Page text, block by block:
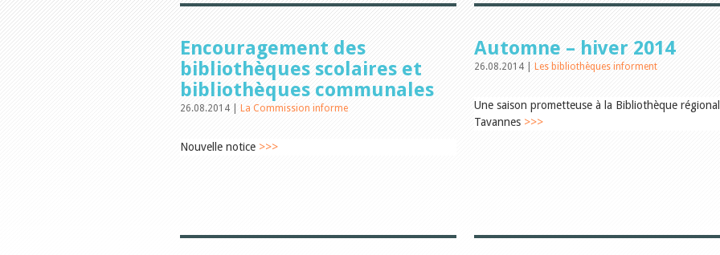
Encouragement des
bibliothèques scolaires et
bibliothèques communales
26.08.2014 | La Commission informe
Nouvelle notice >>>
Automne – hiver 2014
26.08.2014 | Les bibliothèques informent
Une saison prometteuse à la Bibliothèque
Tavannes >>>